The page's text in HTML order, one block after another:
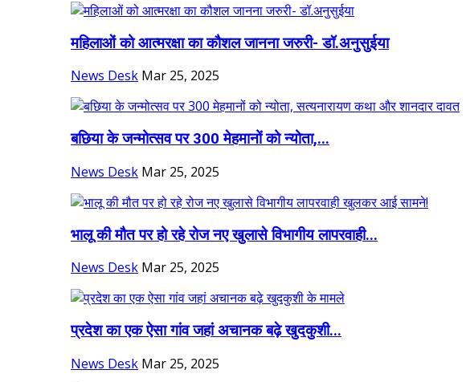
महिलाओं को आत्मरक्षा का कौशल जानना जरुरी- डॉ.अनुसुईया
News Desk Mar 25, 2025
बछिया के जन्मोत्सव पर 300 मेहमानों को न्योता,...
News Desk Mar 25, 2025
भालू की मौत पर हो रहे रोज नए खुलासे विभागीय लापरवाही...
News Desk Mar 25, 2025
प्रदेश का एक ऐसा गांव जहां अचानक बढ़े खुदकुशी...
News Desk Mar 25, 2025